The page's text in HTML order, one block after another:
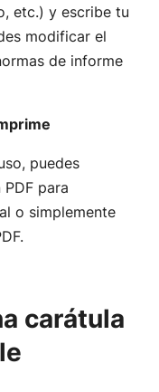
etc.) y escribe tu
modificar el
de informe
puedes
para
o simplemente
carátula